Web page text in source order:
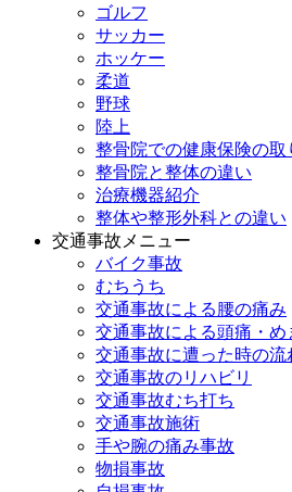
ゴルフ
サッカー
ホッケー
柔道
野球
陸上
整骨院での健康保険の取
整骨院と整体の違い
治療機器紹介
整体や整形外科との違い
交通事故メニュー
バイク事故
むちうち
交通事故による腰の痛み
交通事故による頭痛・め
交通事故に遭った時の流
交通事故のリハビリ
交通事故むち打ち
交通事故施術
手や腕の痛み事故
物損事故